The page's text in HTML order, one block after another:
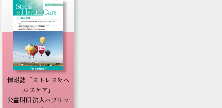
情報誌「ストレス＆ヘ
ルスケア」
公益財団法人パブリッ